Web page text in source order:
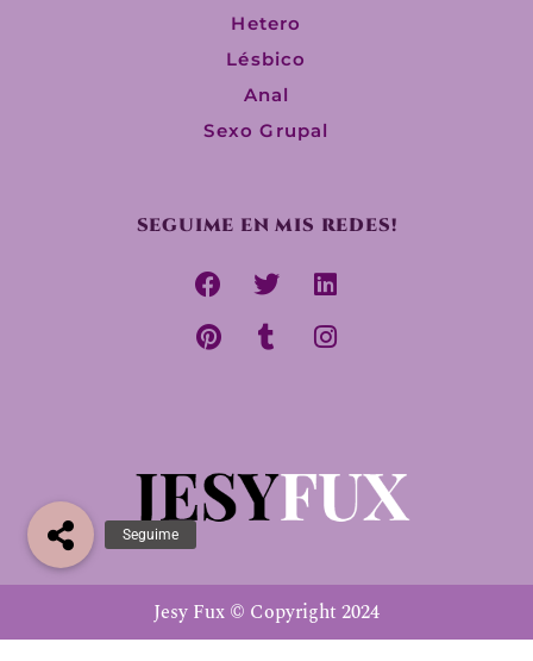
Hetero
Lésbico
Anal
Sexo Grupal
SEGUIME EN MIS REDES!
Jesy Fux © Copyright 2024